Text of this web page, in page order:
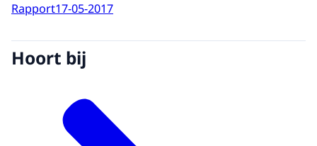
Rapport17-05-2017
Hoort bij